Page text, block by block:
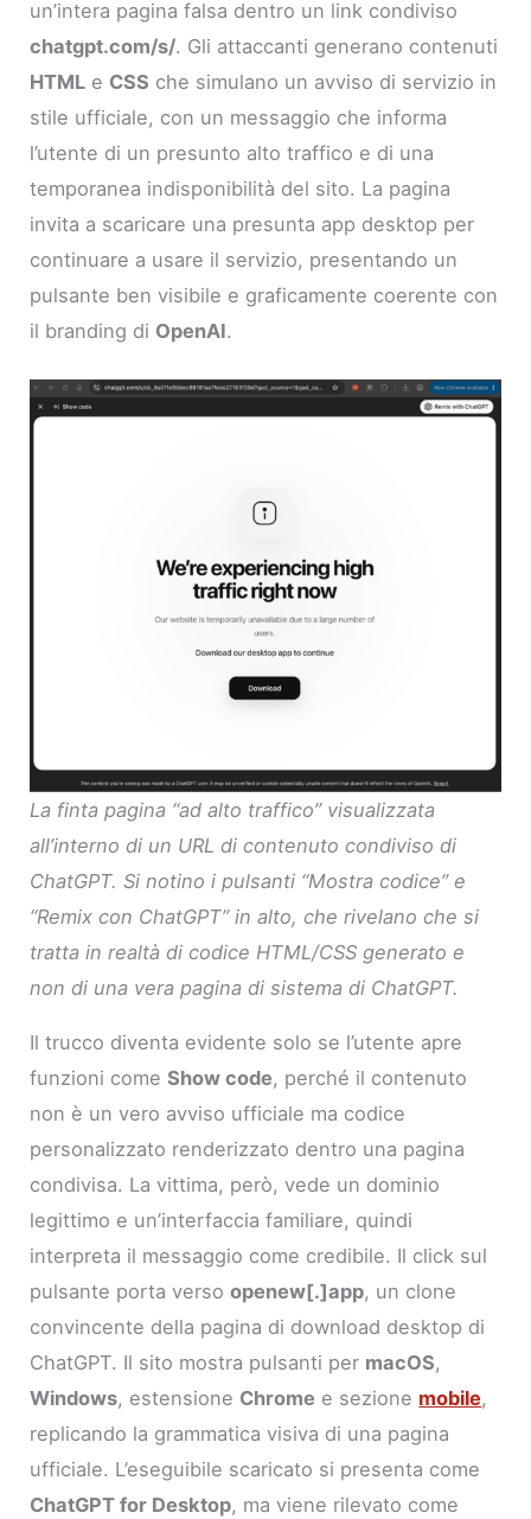
un’intera pagina falsa dentro un link condiviso
chatgpt.com/s/. Gli attaccanti generano contenuti
HTML e CSS che simulano un avviso di servizio in
stile ufficiale, con un messaggio che informa
l’utente di un presunto alto traffico e di una
temporanea indisponibilità del sito. La pagina
invita a scaricare una presunta app desktop per
continuare a usare il servizio, presentando un
pulsante ben visibile e graficamente coerente con
il branding di OpenAI.
La finta pagina “ad alto traffico” visualizzata
all’interno di un URL di contenuto condiviso di
ChatGPT. Si notino i pulsanti “Mostra codice” e
“Remix con ChatGPT” in alto, che rivelano che si
tratta in realtà di codice HTML/CSS generato e
non di una vera pagina di sistema di ChatGPT.
Il trucco diventa evidente solo se l’utente apre
funzioni comeShow code, perché il contenuto
non è un vero avviso ufficiale ma codice
personalizzato renderizzato dentro una pagina
condivisa. La vittima, però, vede un dominio
legittimo e un’interfaccia familiare, quindi
interpreta il messaggio come credibile. Il click sul
pulsante porta versoopenew[.]app, un clone
convincente della pagina di download desktop di
ChatGPT. Il sito mostra pulsanti per macOS,
Windows, estensione Chrome e sezione mobile,
replicando la grammatica visiva di una pagina
ufficiale. L’eseguibile scaricato si presenta come
ChatGPT for Desktop, ma viene rilevato come